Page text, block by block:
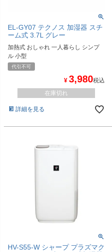
EL-GY07 テクノス 加湿器 スチ
ーム式 3.7L グレー
加熱式 おしゃれ 一人暮らし シンプ
ル 小型
代引不可
¥ 3,980税込
在庫切れ
詳細を見る
HV-S55-W シャープ プラズマク